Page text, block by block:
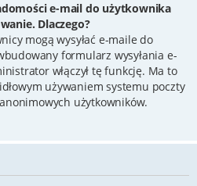
e-mail do użytkownika
Dlaczego?
mogą wysyłać e-maile do
formularz wysyłania e-
włączył tę funkcję. Ma to
używaniem systemu poczty
użytkowników.